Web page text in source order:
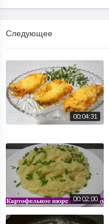
Следующее
00:04:31
00:02:00